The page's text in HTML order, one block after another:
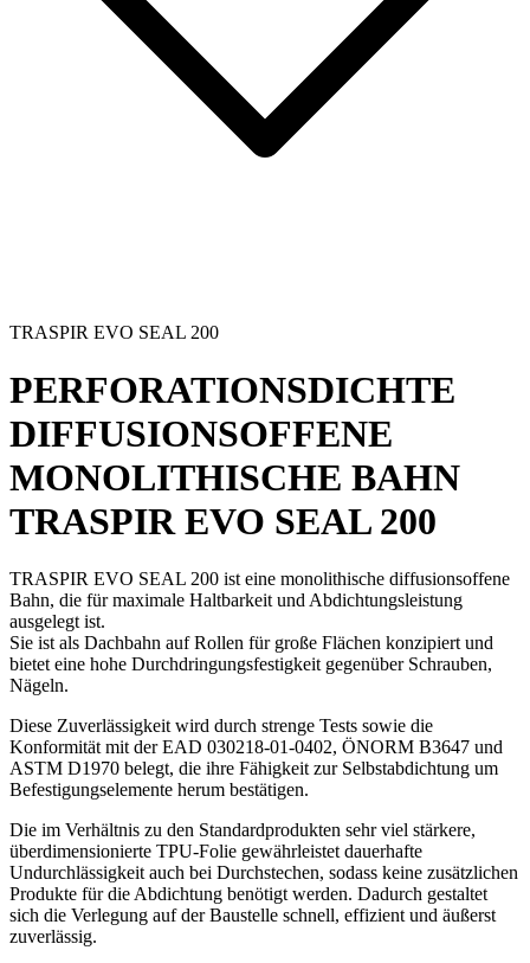
TRASPIR EVO SEAL 200
PERFORATIONSDICHTE
DIFFUSIONSOFFENE
MONOLITHISCHE BAHN
TRASPIR EVO SEAL 200
TRASPIR EVO SEAL 200 ist eine monolithische diffusionsoffene
Bahn, die für maximale Haltbarkeit und Abdichtungsleistung
ausgelegt ist.
Sie ist als Dachbahn auf Rollen für große Flächen konzipiert und
bietet eine hohe Durchdringungsfestigkeit gegenüber Schrauben,
Nägeln.
Diese Zuverlässigkeit wird durch strenge Tests sowie die
Konformität mit der EAD 030218-01-0402, ÖNORM B3647 und
ASTM D1970 belegt, die ihre Fähigkeit zur Selbstabdichtung um
Befestigungselemente herum bestätigen.
Die im Verhältnis zu den Standardprodukten sehr viel stärkere,
überdimensionierte TPU-Folie gewährleistet dauerhafte
Undurchlässigkeit auch bei Durchstechen, sodass keine zusätzlichen
Produkte für die Abdichtung benötigt werden. Dadurch gestaltet
sich die Verlegung auf der Baustelle schnell, effizient und äußerst
zuverlässig.